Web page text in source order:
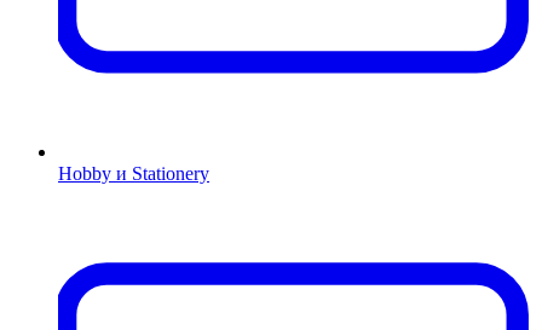
Hobby и Stationery